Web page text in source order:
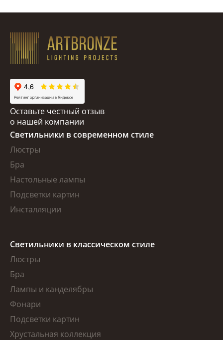
Оставьте честный отзыв
о нашей компании
Светильники в современном стиле
Люстры
Бра
Настольные лампы
Подсветки картин
Инсталляции
Светильники в классическом стиле
Люстры
Бра
Лампы и канделябры
Фонари
Подсветки картин
Хрустальная коллекция